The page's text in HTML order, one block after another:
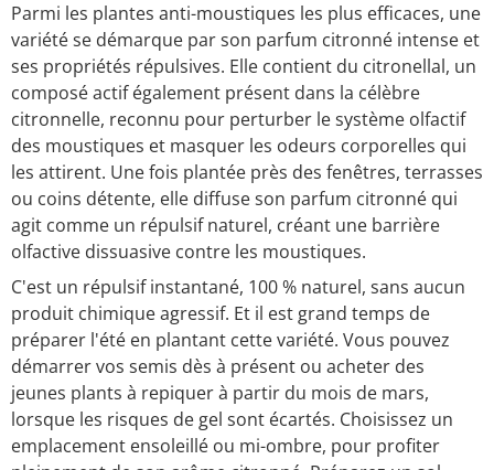
Parmi les plantes anti-moustiques les plus efficaces, une
variété se démarque par son parfum citronné intense et
ses propriétés répulsives. Elle contient du citronellal, un
composé actif également présent dans la célèbre
citronnelle, reconnu pour perturber le système olfactif
des moustiques et masquer les odeurs corporelles qui
les attirent. Une fois plantée près des fenêtres, terrasses
ou coins détente, elle diffuse son parfum citronné qui
agit comme un répulsif naturel, créant une barrière
olfactive dissuasive contre les moustiques.
C'est un répulsif instantané, 100 % naturel, sans aucun
produit chimique agressif. Et il est grand temps de
préparer l'été en plantant cette variété. Vous pouvez
démarrer vos semis dès à présent ou acheter des
jeunes plants à repiquer à partir du mois de mars,
lorsque les risques de gel sont écartés. Choisissez un
emplacement ensoleillé ou mi-ombre, pour profiter